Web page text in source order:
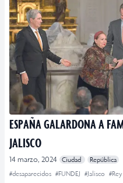
ESPAÑA GALARDONA A
JALISCO
14 marzo, 2024 Ciudad
República
#desaparecidos #FUNDEJ #Jalisco